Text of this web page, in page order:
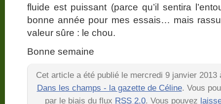
fluide est puissant (parce qu’il sentira
bonne année pour mes essais… mais
valeur sûre : le chou.
Bonne semaine
Cet article a été publié le mercredi 9 janvier
Dans les champs - la gazette de Céline. Vous
par le biais du flux RSS 2.0. Vous pouvez